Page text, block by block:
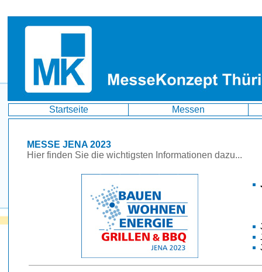
Startseite Messen
MESSE JENA 2023
Hier finden Sie die wichtigsten Informationen dazu...